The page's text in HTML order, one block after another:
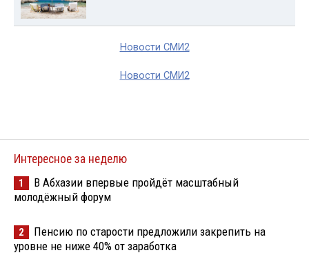
Новости СМИ2
Новости СМИ2
Интересное за неделю
1
В Абхазии впервые пройдёт масштабный
молодёжный форум
2
Пенсию по старости предложили закрепить на
уровне не ниже 40% от заработка